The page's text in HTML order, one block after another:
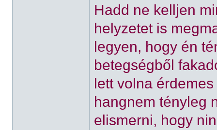
Hadd ne kelljen
helyzetet is
legyen, hogy én
betegségből
lett volna
hangnem tényleg
elismerni, hogy